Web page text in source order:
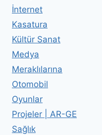
İnternet
Kasatura
Kültür Sanat
Medya
Meraklılarına
Otomobil
Oyunlar
Projeler | AR-GE
Sağlık